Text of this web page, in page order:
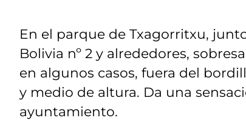
En el parque de Txagorritxu,
Bolivia nº 2 y alrededores,
en algunos casos, fuera del
y medio de altura. Da una
ayuntamiento.